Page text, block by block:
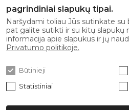
Sutinku su
pagrindiniai slapukų tipai.
Naršydami toliau Jūs sutinkate su
pat galite sutikti ir su kitų slapukų
informacija apie slapukus ir jų
Privatumo politikoje.
Būtinieji
Statistiniai